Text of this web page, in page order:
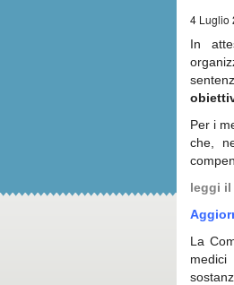
4 Luglio
In
Per i
che,
leggi il
La